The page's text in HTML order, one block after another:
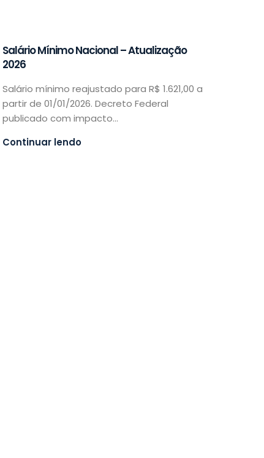
Salário Mínimo Nacional – Atualização
2026
Salário mínimo reajustado para R$ 1.621,00 a
partir de 01/01/2026. Decreto Federal
publicado com impacto...
Continuar lendo